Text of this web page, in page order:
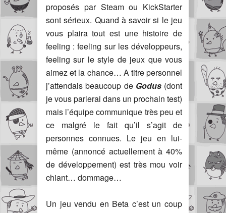
proposés par Steam ou KickStarter
sont sérieux. Quand à savoir si le jeu
vous plaira tout est une histoire de
feeling : feeling sur les développeurs,
feeling sur le style de jeux que vous
aimez et la chance… A titre personnel
j’attendais beaucoup de Godus (dont
je vous parlerai dans un prochain test)
mais l’équipe communique très peu et
ce malgré le fait qu’il s’agit de
personnes connues. Le jeu en lui-
même (annoncé actuellement à 40%
de développement) est très mou voir
chiant… dommage…
Un jeu vendu en Beta c’est un coup